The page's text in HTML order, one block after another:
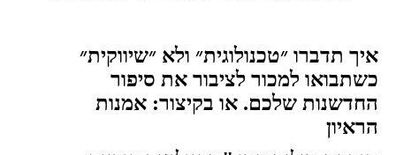
איך תדברו ״טכנולוגית״ ולא ״שיווקית״
כשתבואו למכור לציבור את סיפור
החדשנות שלכם. או בקיצור: אמנות
הראיון